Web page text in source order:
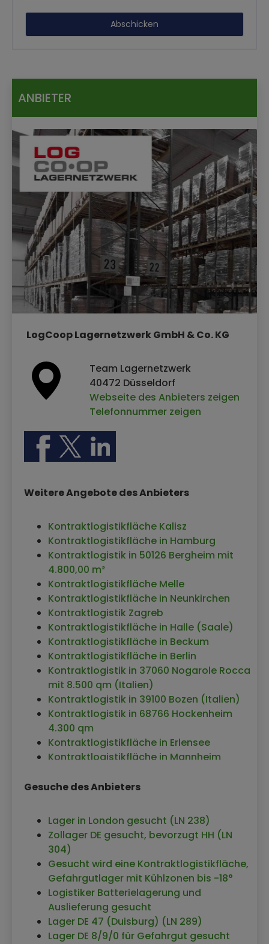
ANBIETER
LogCoop Lagernetzwerk GmbH & Co. KG
Team Lagernetzwerk
40472 Düsseldorf
Webseite des Anbieters zeigen
Telefonnummer zeigen
Weitere Angebote des Anbieters
Kontraktlogistikfläche Kalisz
Kontraktlogistikfläche in Hamburg
Kontraktlogistik in 50126 Bergheim mit
4.800,00 m²
Kontraktlogistikfläche Melle
Kontraktlogistikfläche in Neunkirchen
Kontraktlogistik Zagreb
Kontraktlogistikfläche in Halle (Saale)
Kontraktlogistikfläche in Beckum
Kontraktlogistikfläche in Berlin
Kontraktlogistik in 37060 Nogarole Rocca
mit 8.500 qm (Italien)
Kontraktlogistik in 39100 Bozen (Italien)
Kontraktlogistik in 68766 Hockenheim
4.300 qm
Kontraktlogistikfläche in Erlensee
Kontraktlogistikfläche in Mannheim
Kontraktlogistik Braunschweig
Kontraktlogistik Ansbach
Kontraktlogistikfläche Sottrum
Kontraktlogistikfläche in Berlin
Kontraktlogistikfläche in Antwerpen
(Belgien)
Kontraktlogistik in 38121 Spini di Gardolo
(Italien)
Kontraktlogistikfläche in Leverkusen
Kontraktlogistik in 84437 Reichertsheim
Gesuche des Anbieters
Lager in London gesucht (LN 238)
Zollager DE gesucht, bevorzugt HH (LN
304)
Gesucht wird eine Kontraktlogistikfläche,
Gefahrgutlager mit Kühlzonen bis -18°
Logistiker Batterielagerung und
Auslieferung gesucht
Lager DE 47 (Duisburg) (LN 289)
Lager DE 8/9/0 für Gefahrgut gesucht